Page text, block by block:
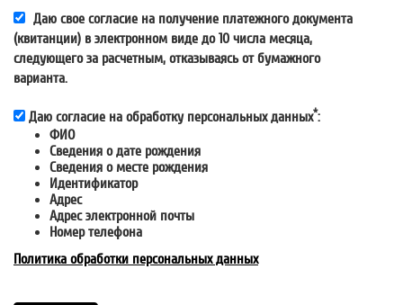
Даю свое согласие на получение платежного документа
(квитанции) в электронном виде до 10 числа месяца,
следующего за расчетным, отказываясь от бумажного
варианта.
Даю согласие на обработку персональных данных*:
ФИО
Сведения о дате рождения
Сведения о месте рождения
Идентификатор
Адрес
Адрес электронной почты
Номер телефона
Политика обработки персональных данных